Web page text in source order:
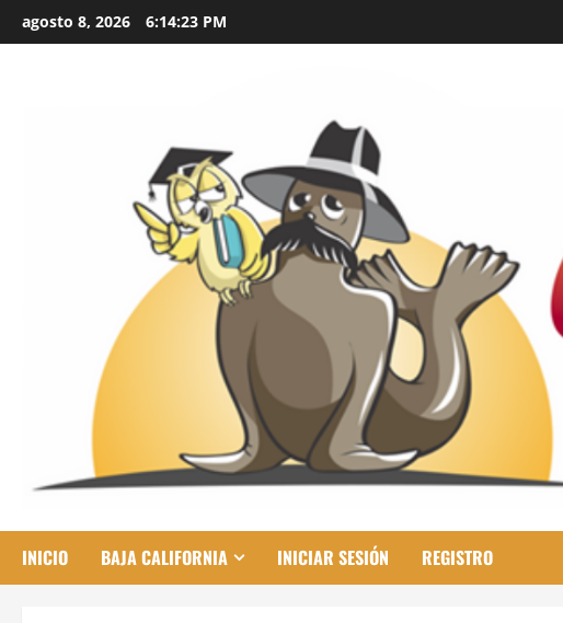
to
agosto 8, 2026 6:14:24 PM
INICIO BAJA CALIFORNIA INICIAR SESIÓN REGISTRO